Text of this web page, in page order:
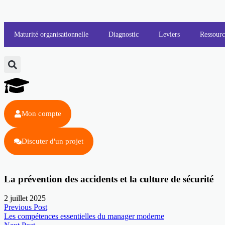
Maturité organisationnelle Diagnostic Leviers
Mon compte
Discuter d'un projet
La prévention des accidents et la culture de sécurité
2 juillet 2025
Previous Post
Les compétences essentielles du manager moderne